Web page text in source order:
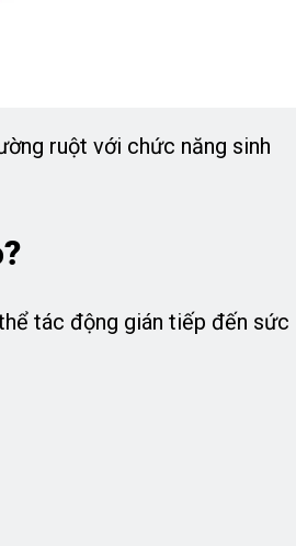
ruột với chức năng sinh
tác động gián tiếp đến sức